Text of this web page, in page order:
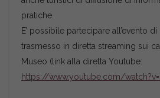
pratiche.
E’ possibile partecipare all’evento
trasmesso in diretta streaming sui
Museo (link alla diretta Youtube:
https://www.youtube.com/